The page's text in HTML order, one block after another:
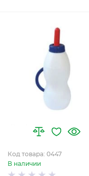
Код товара: 0447
В наличии